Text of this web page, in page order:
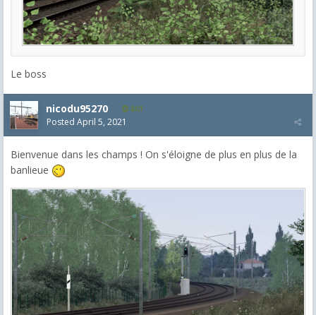
Le boss
nicodu95270 801
Posted April 5, 2021
Bienvenue dans les champs ! On s'éloigne de plus en plus de la
banlieue